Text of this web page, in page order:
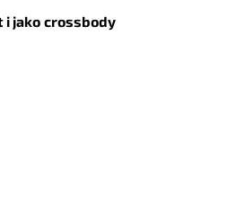
i jako crossbody